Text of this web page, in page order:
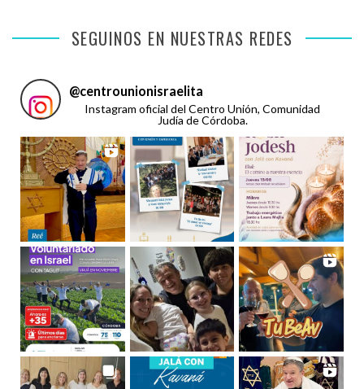
SEGUINOS EN NUESTRAS REDES
@centrounionisraelita
Instagram oficial del Centro Unión, Comunidad
Judía de Córdoba.